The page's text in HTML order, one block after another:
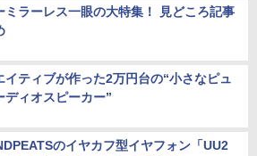
ミラーレス一眼の大特集！ 見どころ記事
イティブが作った2万円台の“小さなピュ
ディオスピーカー”
のイヤカフ型イヤフォン「UU2